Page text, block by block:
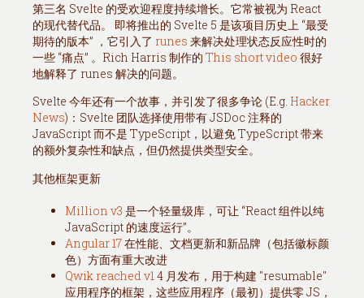
第三名 Svelte 的受欢迎程度持续增长。它常被视为 React
的现代替代品。 即将推出的 Svelte 5 是该项目历史上 “最受
期待的版本” ，它引入了 runes 来解决处理状态反应性时的
一些 “痛点” 。Rich Harris 制作的 This short video 很好
地解释了 runes 解决的问题。
Svelte 今年还有一个故事，并引发了很多争论 (E.g. Hacker
News)：Svelte 团队选择使用带有 JSDoc 注释的
JavaScript 而不是 TypeScript，以避免 TypeScript 带来
的额外复杂性和缺点，但仍然提供类型安全。
其他框架更新
Million v3 是一个轻量级库，可让 “React 组件以纯
JavaScript 的速度运行”。
Angular 17在性能、文档更新和新品牌（包括徽标颜
色）方面有重大改进
Qwik reached v14 月发布，用于构建 "resumable"
应用程序的框架，这些应用程序（最初）提供零 JS，